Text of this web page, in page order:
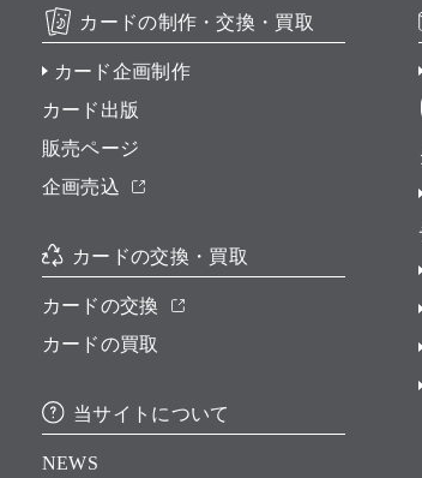
カードの制作・交換・買取
カード企画制作
カード出版
販売ページ
企画売込
カードの交換・買取
カードの交換
カードの買取
当サイトについて
NEWS